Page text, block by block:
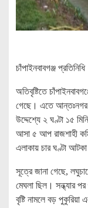
চাঁপাইনবাবগঞ্জ
অতিবৃষ্টিতে
গেছে। এতে আন্তঃনগর
উদ্দেশ্যে ২ ঘণ্টা ১৫
আসা ৫ আপ রাজশাহী
এলাকায় চার ঘণ্টা
সূত্রে জানা গেছে,
মেঘলা ছিল। সন্ধ্যার
বৃষ্টি নামলে বড় পুকুরিয়া